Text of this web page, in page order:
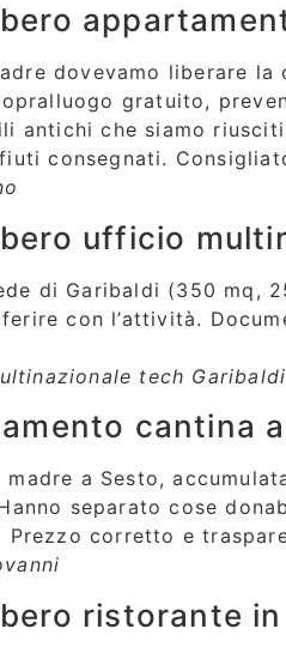
dovevamo liberare
gratuito,
antichi che siamo
consegnati.
ufficio
di Garibaldi (350 mq,
con l’attività.
tech
cantina
madre a Sesto,
separato cose
corretto e
ristorante in